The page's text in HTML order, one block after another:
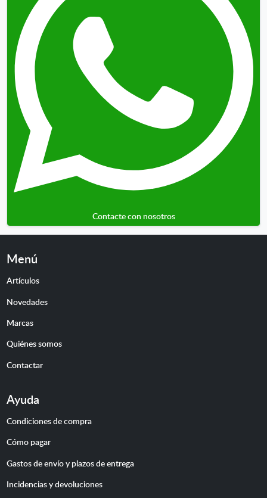
Contacte con nosotros
Menú
Artículos
Novedades
Marcas
Quiénes somos
Contactar
Ayuda
Condiciones de compra
Cómo pagar
Gastos de envío y plazos de entrega
Incidencias y devoluciones